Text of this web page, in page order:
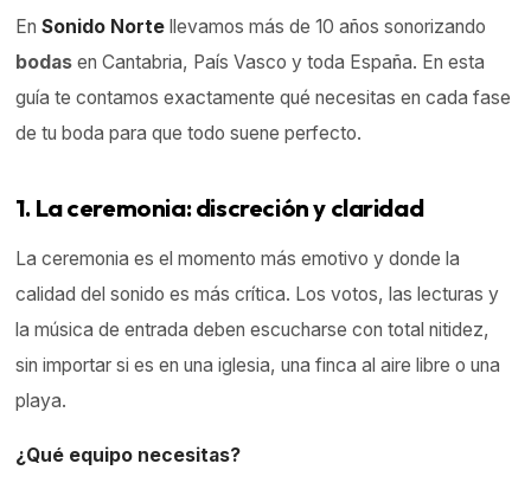
En Sonido Nortellevamos más de 10 años sonorizando
bodasen Cantabria, País Vasco y toda España. En esta
guía te contamos exactamente qué necesitas en cada fase
de tu boda para que todo suene perfecto.
1. La ceremonia: discreción y claridad
La ceremonia es el momento más emotivo y donde la
calidad del sonido es más crítica. Los votos, las lecturas y
la música de entrada deben escucharse con total nitidez,
sin importar si es en una iglesia, una finca al aire libre o una
playa.
¿Qué equipo necesitas?